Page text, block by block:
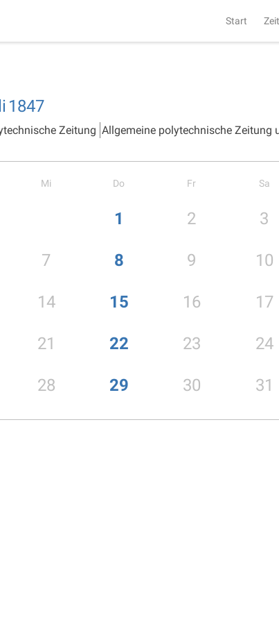
Start
1847
Zeitung Allgemeine polytechnische Zeitung
Mi Do Fr Sa
1 2 3
7 8 9 10
14 15 16 17
21 22 23 24
28 29 30 31